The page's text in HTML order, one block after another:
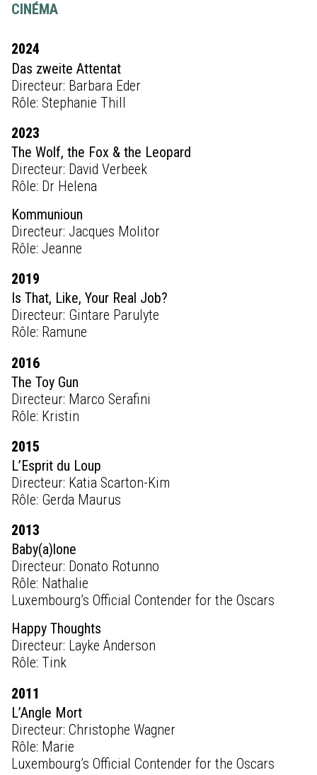
CINÉMA
2024
Das zweite Attentat
Directeur: Barbara Eder
Rôle: Stephanie Thill
2023
The Wolf, the Fox & the Leopard
Directeur: David Verbeek
Rôle: Dr Helena
Kommunioun
Directeur: Jacques Molitor
Rôle: Jeanne
2019
Is That, Like, Your Real Job?
Directeur: Gintare Parulyte
Rôle: Ramune
2016
The Toy Gun
Directeur: Marco Serafini
Rôle: Kristin
2015
L’Esprit du Loup
Directeur: Katia Scarton-Kim
Rôle: Gerda Maurus
2013
Baby(a)lone
Directeur: Donato Rotunno
Rôle: Nathalie
Luxembourg’s Official Contender for the Oscars
Happy Thoughts
Directeur: Layke Anderson
Rôle: Tink
2011
L’Angle Mort
Directeur: Christophe Wagner
Rôle: Marie
Luxembourg’s Official Contender for the Oscars